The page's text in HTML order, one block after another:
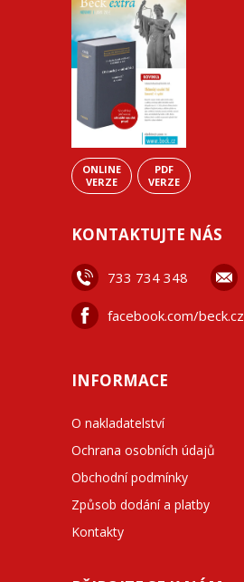
ONLINE
VERZE
PDF
VERZE
KONTAKTUJTE NÁS
733 734 348
facebook.com/beck.cz
INFORMACE
O nakladatelství
Ochrana osobních údajů
Obchodní podmínky
Způsob dodání a platby
Kontakty